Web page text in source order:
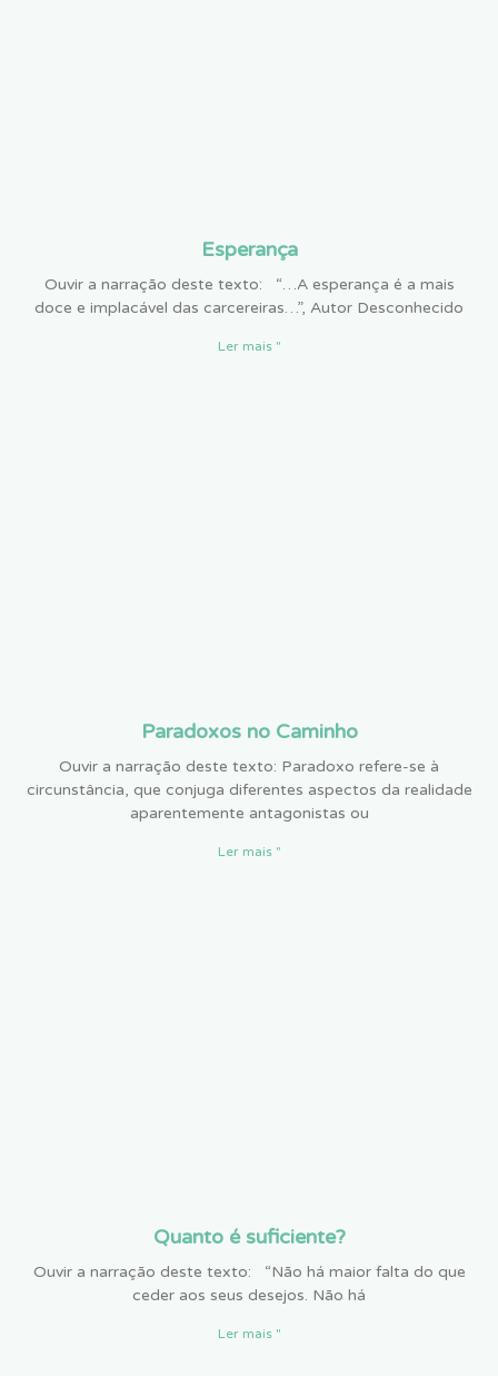
Esperança
Ouvir a narração deste texto: “…A esperança é a mais
doce e implacável das carcereiras…”, Autor Desconhecido
Ler mais "
Paradoxos no Caminho
Ouvir a narração deste texto: Paradoxo refere-se à
circunstância, que conjuga diferentes aspectos da realidade
aparentemente antagonistas ou
Ler mais "
Quanto é suficiente?
Ouvir a narração deste texto: “Não há maior falta do que
ceder aos seus desejos. Não há
Ler mais "